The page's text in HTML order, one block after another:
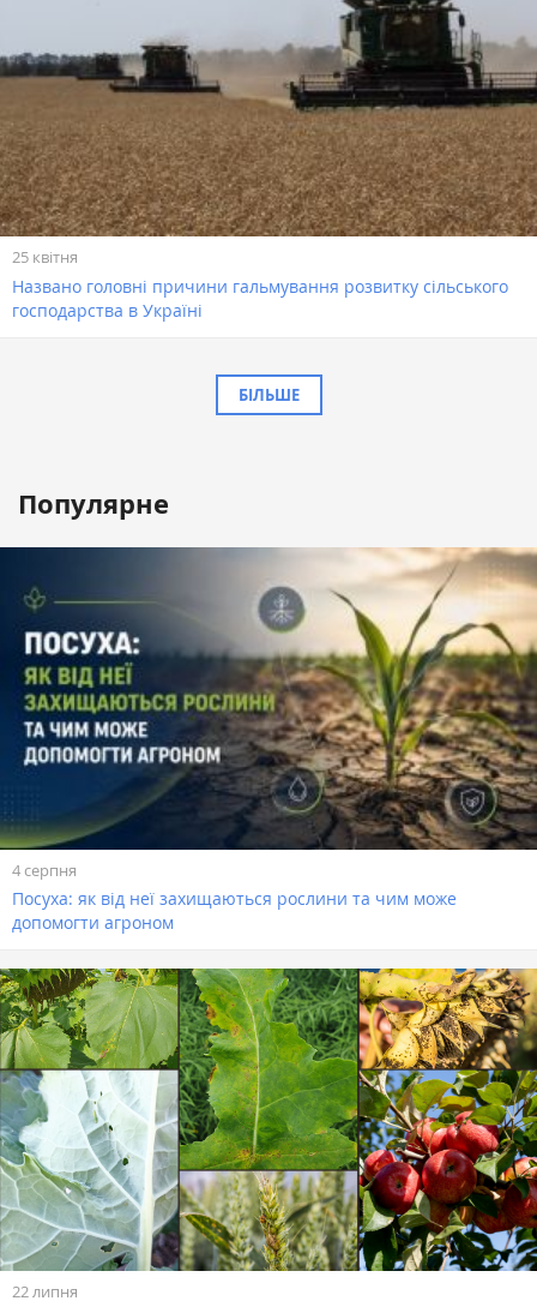
25 квітня
Названо головні причини гальмування розвитку сільського
господарства в Україні
БІЛЬШЕ
Популярне
4 серпня
Посуха: як від неї захищаються рослини та чим може
допомогти агроном
22 липня